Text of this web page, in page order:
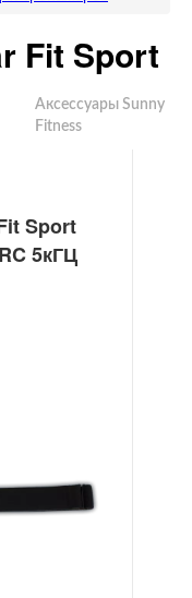
Fit Sport
Аксессуары Sunny
Fitness
Sport
5кГЦ